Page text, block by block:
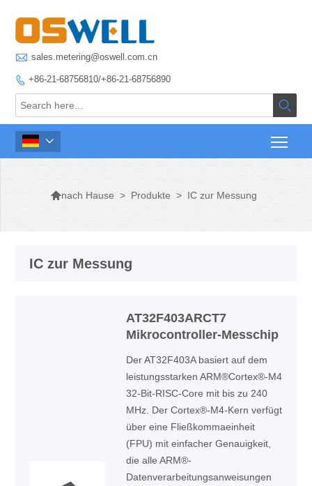
 sales.metering@oswell.com.cn
 +86-21-68756810/+86-21-68756890


nach Hause > Produkte > IC zur Messung
IC zur Messung
AT32F403ARCT7
Mikrocontroller-Messchip
Der AT32F403A basiert auf dem
leistungsstarken ARM®Cortex®-M4
32-Bit-RISC-Core mit bis zu 240
MHz. Der Cortex®-M4-Kern verfügt
über eine Fließkommaeinheit
(FPU) mit einfacher Genauigkeit,
die alle ARM®-
Datenverarbeitungsanweisungen